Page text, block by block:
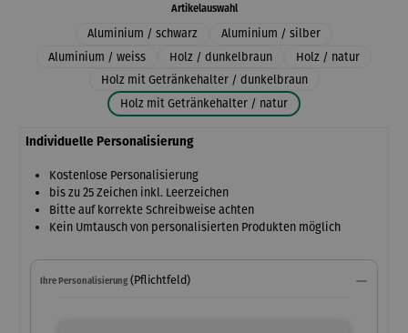
Artikelauswahlauswählen
Aluminium / schwarz
Aluminium / silber
Aluminium / weiss
Holz / dunkelbraun
Holz / natur
Holz mit Getränkehalter / dunkelbraun
Holz mit Getränkehalter / natur
Individuelle Personalisierung
Kostenlose Personalisierung
bis zu 25 Zeichen inkl. Leerzeichen
Bitte auf korrekte Schreibweise achten
Kein Umtausch von personalisierten Produkten möglich
Ihre Personalisierung (Pflichtfeld)